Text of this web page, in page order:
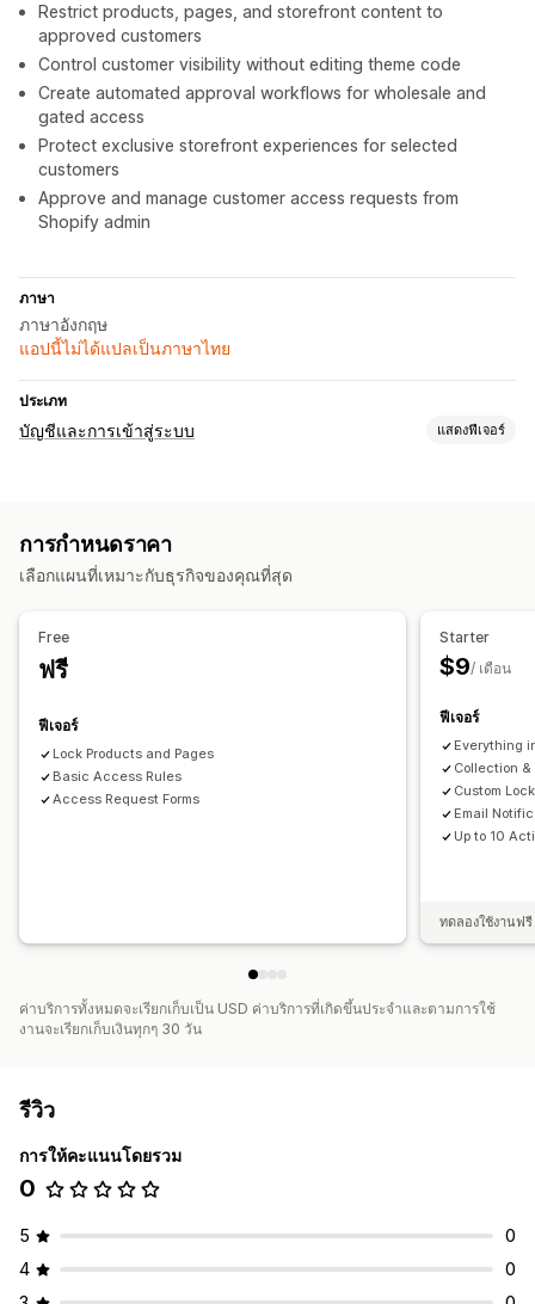
Restrict products, pages, and storefront content to
approved customers
Control customer visibility without editing theme code
Create automated approval workflows for wholesale and
gated access
Protect exclusive storefront experiences for selected
customers
Approve and manage customer access requests from
Shopify admin
ภาษา
ภาษาอังกฤษ
แอปนี้ไม่ได้แปลเป็นภาษาไทย
ประเภท
บัญชีและการเข้าสู่ระบบ แสดงฟีเจอร์
การควบคุมการเข้าถึง
จำกัดการเข้าถึง ซ่อนเนื้อหา
การกำหนดราคา
เลือกแผนที่เหมาะกับธุรกิจของคุณที่สุด
Free
ฟรี
ฟีเจอร์
Lock Products and Pages
Basic Access Rules
Access Request Forms
Starter
$9/ เดือน
ฟีเจอร์
Everything
Collection
Custom
Email
Up to 10
ทดลองใช้งานฟ
ค่าบริการทั้งหมดจะเรียกเก็บเป็น USD ค่าบริการที่เกิดขึ้นประจำและตามการใช้
งานจะเรียกเก็บเงินทุกๆ 30 วัน
รีวิว
การให้คะแนนโดยรวม
0
5
0
4
0